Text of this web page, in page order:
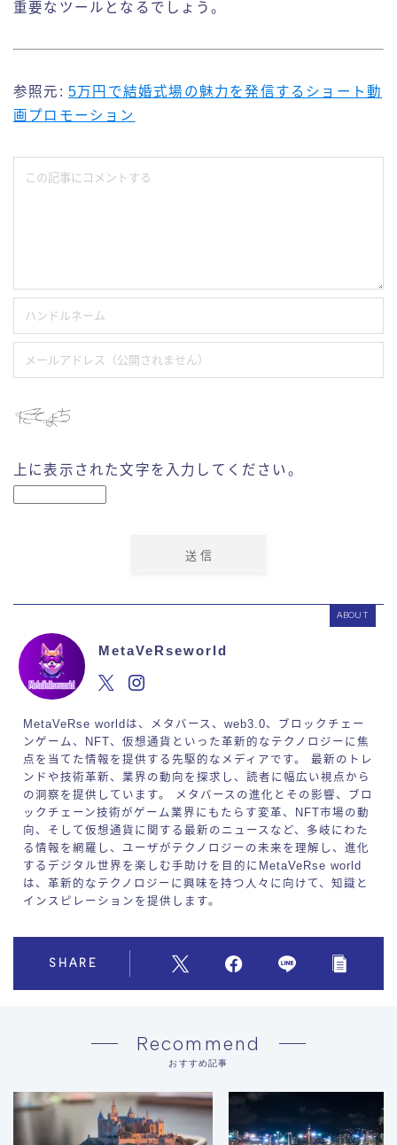
重要なツールとなるでしょう。
参照元: 5万円で結婚式場の魅力を発信するショート動
画プロモーション
上に表示された文字を入力してください。
ABOUT
MetaVeRseworld
MetaVeRse worldは、メタバース、web3.0、ブロックチェー
ンゲーム、NFT、仮想通貨といった革新的なテクノロジーに焦
点を当てた情報を提供する先駆的なメディアです。 最新のトレ
ンドや技術革新、業界の動向を探求し、読者に幅広い視点から
の洞察を提供しています。 メタバースの進化とその影響、ブロ
ックチェーン技術がゲーム業界にもたらす変革、NFT市場の動
向、そして仮想通貨に関する最新のニュースなど、多岐にわた
る情報を網羅し、ユーザがテクノロジーの未来を理解し、進化
するデジタル世界を楽しむ手助けを目的にMetaVeRse world
は、革新的なテクノロジーに興味を持つ人々に向けて、知識と
インスピレーションを提供します。
SHARE
Recommend
おすすめ記事